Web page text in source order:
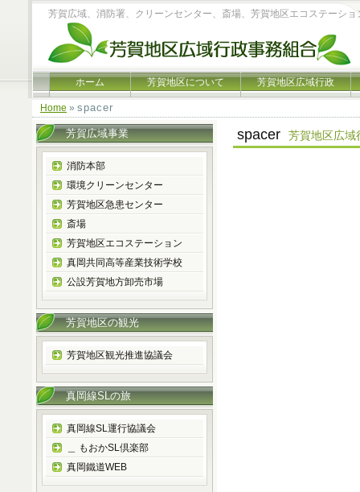
芳賀広域、消防署、クリーンセンター、斎場、芳賀地区エコステーショ
ホーム 芳賀地区について 芳賀地区広域行政
Home » spacer
spacer 芳賀地区広
芳賀広域事業
消防本部
環境クリーンセンター
芳賀地区急患センター
斎場
芳賀地区エコステーション
真岡共同高等産業技術学校
公設芳賀地方卸売市場
芳賀地区の観光
芳賀地区観光推進協議会
真岡線SLの旅
真岡線SL運行協議会
＿ もおかSL倶楽部
真岡鐵道WEB